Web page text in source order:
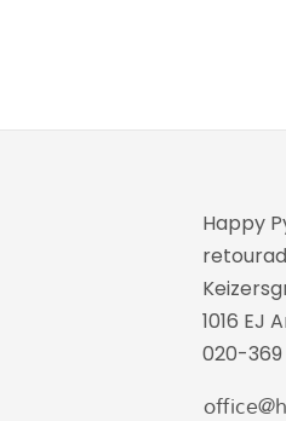
Happy
1016 EJ
020-369